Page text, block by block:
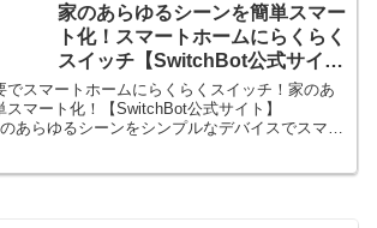
調査診断無料、見積もり無料、点検無
料、作業以外費用ゼロです。
家のあらゆるシーンを簡単スマー
ト化！スマートホームにらくらく
スイッチ【SwitchBot公式サイ
ト】
でスマートホームにらくらくスイッチ！家のあ
スマート化！【SwitchBot公式サイト】
あらゆるシーンをシンプルなデバイスでスマー